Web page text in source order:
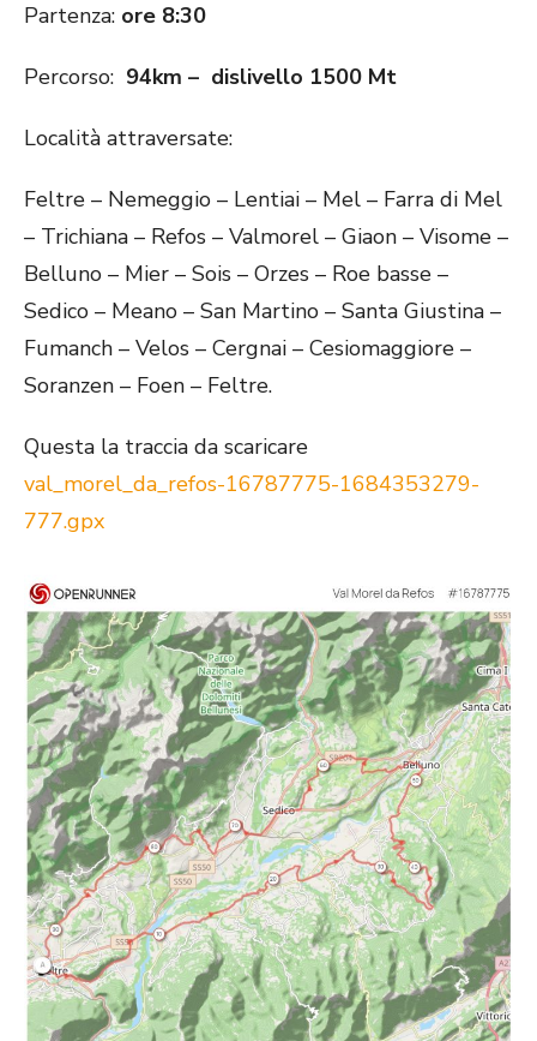
Partenza: ore 8:30
Percorso: 94km – dislivello 1500 Mt
Località attraversate:
Feltre – Nemeggio – Lentiai – Mel – Farra di Mel
– Trichiana – Refos – Valmorel – Giaon – Visome –
Belluno – Mier – Sois – Orzes – Roe basse –
Sedico – Meano – San Martino – Santa Giustina –
Fumanch – Velos – Cergnai – Cesiomaggiore –
Soranzen – Foen – Feltre.
Questa la traccia da scaricare
val_morel_da_refos-16787775-1684353279-
777.gpx